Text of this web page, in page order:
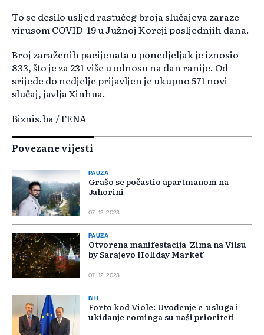
To se desilo usljed rastućeg broja slučajeva zaraze
virusom COVID-19 u Južnoj Koreji posljednjih dana.
Broj zaraženih pacijenata u ponedjeljak je iznosio
833, što je za 231 više u odnosu na dan ranije. Od
srijede do nedjelje prijavljen je ukupno 571 novi
slučaj, javlja Xinhua.
Biznis.ba / FENA
Povezane vijesti
PAUZA
Grašo se počastio apartmanom na
Jahorini
07. 12. 2023.
PAUZA
Otvorena manifestacija 'Zima na Vilsu
by Sarajevo Holiday Market'
07. 12. 2023.
BIH
Forto kod Viole: Uvođenje e-usluga i
ukidanje rominga su naši prioriteti